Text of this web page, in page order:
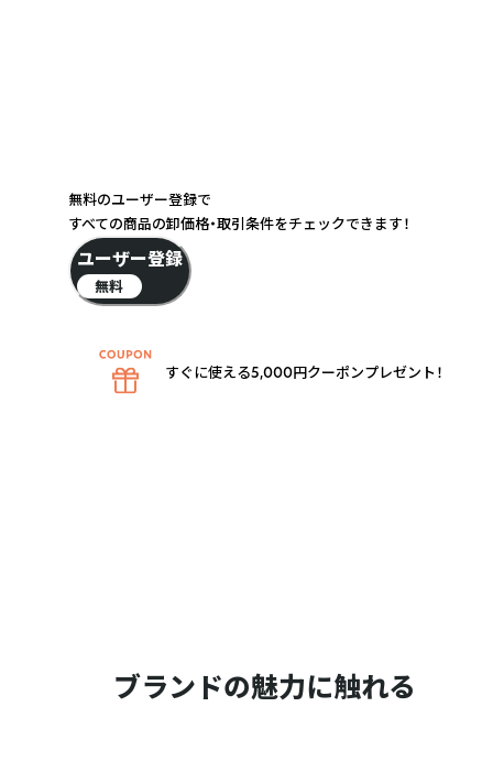
ブランドの魅力に触れる
無料のユーザー登録で
すべての商品の卸価格・取引条件をチェックできます！
ユーザー登録
無料
すぐに使える5,000円クーポンプレゼント！